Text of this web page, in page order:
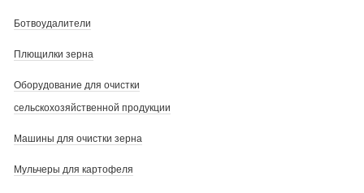
Ботвоудалители
Плющилки зерна
Оборудование для очистки
сельскохозяйственной продукции
Машины для очистки зерна
Мульчеры для картофеля